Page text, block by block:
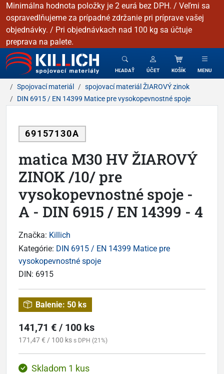
Minimálna hodnota položky je 2 eurá bez DPH. / Veľmi sa
ospravedlňujeme za prípadné zdržanie pri príprave vašej
objednávky. / Pri objednávkach nad 100 kg sa účtuje
preprava na palete.
KILLICH - Spojovacie materiály
HĽADAŤ ÚČET KOŠÍK MENU
Spojovací materiál
spojovací materiál ŽIAROVÝ zinok
DIN 6915 / EN 14399 Matice pre vysokopevnostné spoje
69157130A
matica M30 HV ŽIAROVÝ
ZINOK /10/ pre
vysokopevnostné spoje -
A - DIN 6915 / EN 14399 - 4
Značka: Killich
Kategórie: DIN 6915 / EN 14399 Matice pre
vysokopevnostné spoje
DIN: 6915
Balenie: 50 ks
141,71 € / 100 ks
171,47 € / 100 ks s DPH (21%)
Skladom 1 kus